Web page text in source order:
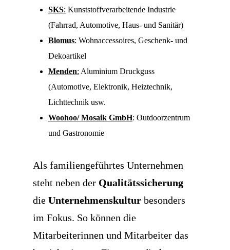
SKS: Kunststoffverarbeitende Industrie
(Fahrrad, Automotive, Haus- und Sanitär)
Blomus: Wohnaccessoires, Geschenk- und
Dekoartikel
Menden: Aluminium Druckguss
(Automotive, Elektronik, Heiztechnik,
Lichttechnik usw.
Woohoo/ Mosaik GmbH: Outdoorzentrum
und Gastronomie
Als familiengeführtes Unternehmen
steht neben der Qualitätssicherung
die Unternehmenskultur besonders
im Fokus. So können die
Mitarbeiterinnen und Mitarbeiter das